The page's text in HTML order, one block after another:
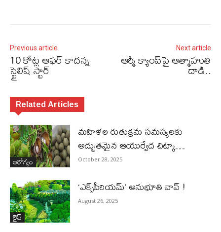
Previous article
10 కోట్ల ఆఫర్‌ కాదన్న
స్టైలిష్ స్టార్‌
Next article
ఆర్మీ క్యాంప్‌పై ఆత్మాహుతి
దాడి..
Related Articles
ఆరోగ్యం
మహిళల రుతుక్రమ సమస్యలకు
అద్భుతమైన ఆయుర్వేద చిట్కా…
October 28, 2025
లైఫ్‌
‘ఎక్స్​పీరియమ్​’ అనుభూతి వావ్​ !
August 26, 2025